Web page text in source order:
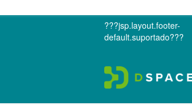
???jsp.layout.footer-
default.suportado???